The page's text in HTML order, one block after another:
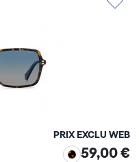
PRIX EXCLU WEB
59,00 €